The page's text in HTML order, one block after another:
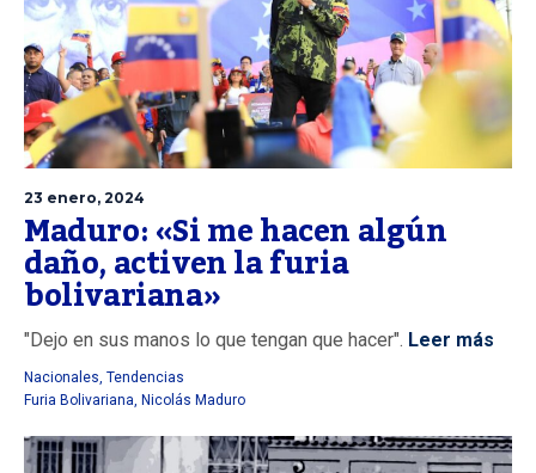
23 enero, 2024
Maduro: «Si me hacen algún
daño, activen la furia
bolivariana»
"Dejo en sus manos lo que tengan que hacer". Leer más
Nacionales, Tendencias
Furia Bolivariana, Nicolás Maduro